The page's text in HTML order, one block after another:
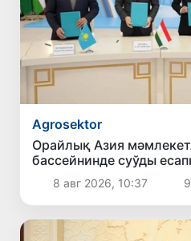
Agrosektor
Орайлық Азия
бассейнинде суўды
автоматластырыў
8 авг 2026, 10:37